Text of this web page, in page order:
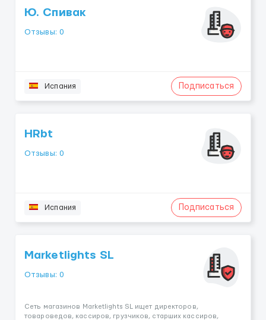
Ю. Спивак
Отзывы: 0
Испания Подписаться
HRbt
Отзывы: 0
Испания Подписаться
Marketlights SL
Отзывы: 0
Сеть магазинов Marketlights SL ищет директоров,
товароведов, кассиров, грузчиков, старших кассиров,